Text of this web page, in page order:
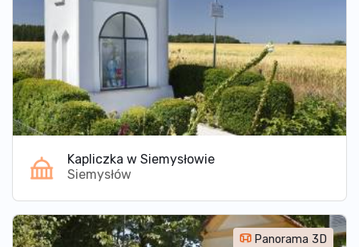
Kapliczka w Siemysłowie
Siemysłów
Panorama 3D